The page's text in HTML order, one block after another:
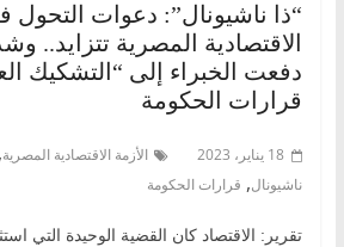
“ذا ناشيونال”: دعوات
الاقتصادية المصرية تتزايد..
دفعت الخبراء إلى “التشكيك
قرارات الحكومة
18 يناير، 2023 الأزمة الاقتصادية المصرية,
ناشيونال, قرارات الحكومة
تقرير: الاقتصاد كان القضية الوحيدة التي